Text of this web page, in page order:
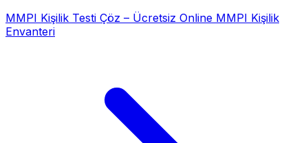
MMPI Kişilik Testi Çöz – Ücretsiz Online MMPI Kişilik
Envanteri